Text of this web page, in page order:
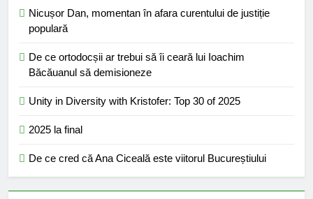
Nicușor Dan, momentan în afara curentului de justiție
populară
De ce ortodocșii ar trebui să îi ceară lui Ioachim
Băcăuanul să demisioneze
Unity in Diversity with Kristofer: Top 30 of 2025
2025 la final
De ce cred că Ana Ciceală este viitorul Bucureștiului